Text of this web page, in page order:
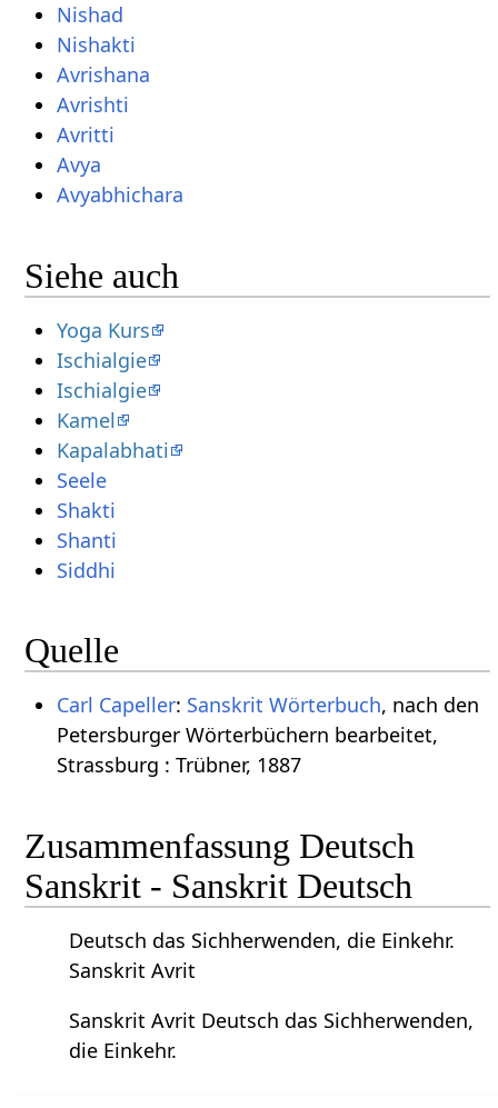
Nishad
Nishakti
Avrishana
Avrishti
Avritti
Avya
Avyabhichara
Siehe auch
Yoga Kurs
Ischialgie
Ischialgie
Kamel
Kapalabhati
Seele
Shakti
Shanti
Siddhi
Quelle
Carl Capeller: Sanskrit Wörterbuch, nach den
Petersburger Wörterbüchern bearbeitet,
Strassburg : Trübner, 1887
Zusammenfassung Deutsch
Sanskrit - Sanskrit Deutsch
Deutsch das Sichherwenden, die Einkehr.
Sanskrit Avrit
Sanskrit Avrit Deutsch das Sichherwenden,
die Einkehr.